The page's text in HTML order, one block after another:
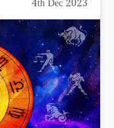
4th Dec 2023